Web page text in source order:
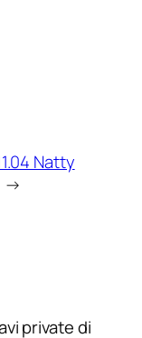
Natty
→
private di